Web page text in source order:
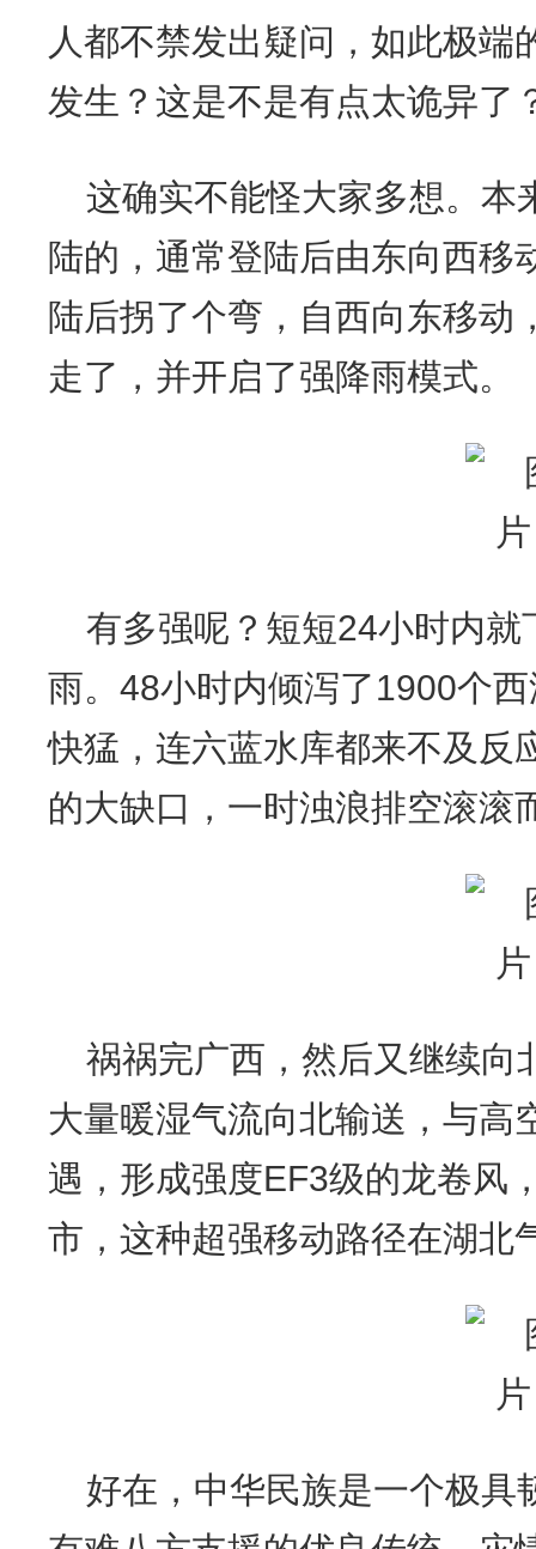
人都不禁发出疑问，如此极端
发生？这是不是有点太诡异了
这确实不能怪大家多想。本
陆的，通常登陆后由东向西移
陆后拐了个弯，自西向东移动
走了，并开启了强降雨模式。
有多强呢？短短24小时内
雨。48小时内倾泻了1900个
快猛，连六蓝水库都来不及反
的大缺口，一时浊浪排空滚滚
祸祸完广西，然后又继续向
大量暖湿气流向北输送，与高
遇，形成强度EF3级的龙卷风
市，这种超强移动路径在湖北
好在，中华民族是一个极具